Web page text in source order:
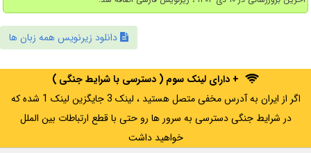
دانلود زیرنویس همه زبان ها
+ دارای لینک سوم ( دسترسی با شرایط جنگی )
اگر از ایران به آدرس مخفی متصل هستید ، لینک 3 جایگزین لینک 1 شده که
در شرایط جنگی دسترسی به سرور ها رو حتی با قطع ارتباطات بین الملل
خواهید داشت